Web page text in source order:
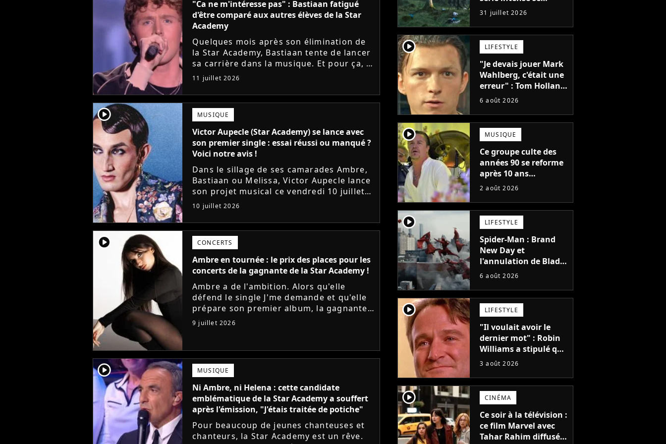
"Ca ne m'intéresse pas" : Bastiaan fatigué
d'être comparé aux autres élèves de la Star
Academy
Quelques mois après son élimination de
la Star Academy, Bastiaan tente de lancer
sa carrière dans la musique. Et pour ça, le
chanteur a récemment dévoilé "Château",
son premier single....
11 juillet 2026
player2 MUSIQUE
Victor Aupecle (Star Academy) se lance avec
son premier single : essai réussi ou manqué ?
Voici notre avis !
Dans le sillage de ses camarades Ambre,
Bastiaan ou Melissa, Victor Aupecle lance
son projet musical ce vendredi 10 juillet
avec la parution du single Je fais de mon
mieux. Le demi-finaliste...
10 juillet 2026
player2 CONCERTS
Ambre en tournée : le prix des places pour les
concerts de la gagnante de la Star Academy !
Ambre a de l'ambition. Alors qu'elle
défend le single J'me demande et qu'elle
prépare son premier album, la gagnante
de la dernière saison de la Star Academy
annonce les dates de sa...
9 juillet 2026
player2 MUSIQUE
Ni Ambre, ni Helena : cette candidate
emblématique de la Star Academy a souffert
après l'émission, "J'étais traitée de potiche"
Pour beaucoup de jeunes chanteuses et
chanteurs, la Star Academy est un rêve.
regarde en une seule
après-midi
31 juillet 2026
player2 LIFESTYLE
"Je devais jouer Mark
Wahlberg, c'était une
erreur" : Tom Holland,
la star de Spider-Man,
blockbuster
6 août 2026
player2 MUSIQUE
Ce groupe culte des
années 90 se reforme
après 10 ans
d'absence et annonce
2 août 2026
player2 LIFESTYLE
Spider-Man : Brand
New Day et
l'annulation de Blade
montrent que Marvel
faire quoi que ce soit
de simple
6 août 2026
player2 LIFESTYLE
"Il voulait avoir le
dernier mot" : Robin
Williams a stipulé que
sa voix ne pourrait
2039, pourtant Disney
possède des
enregistrements
inédits
3 août 2026
player2 CINÉMA
Ce soir à la télévision :
ce film Marvel avec
Tahar Rahim diffusé